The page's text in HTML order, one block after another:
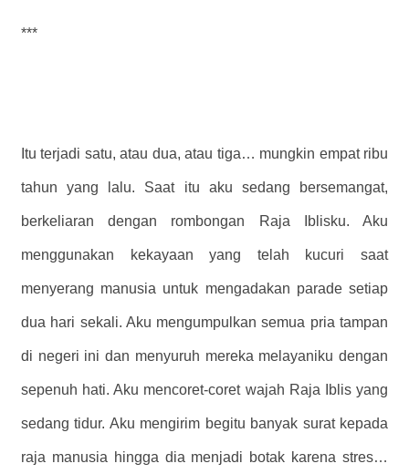
***
Itu terjadi satu, atau dua, atau tiga… mungkin empat ribu
tahun yang lalu. Saat itu aku sedang bersemangat,
berkeliaran dengan rombongan Raja Iblisku. Aku
menggunakan kekayaan yang telah kucuri saat
menyerang manusia untuk mengadakan parade setiap
dua hari sekali. Aku mengumpulkan semua pria tampan
di negeri ini dan menyuruh mereka melayaniku dengan
sepenuh hati. Aku mencoret-coret wajah Raja Iblis yang
sedang tidur. Aku mengirim begitu banyak surat kepada
raja manusia hingga dia menjadi botak karena stres…